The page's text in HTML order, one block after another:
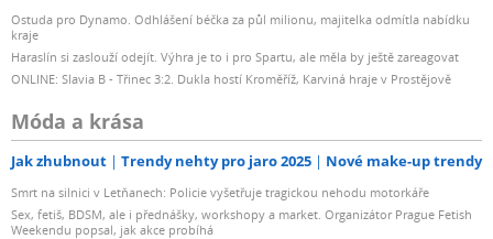
Ostuda pro Dynamo. Odhlášení béčka za půl milionu, majitelka odmítla nabídku
kraje
Haraslín si zaslouží odejít. Výhra je to i pro Spartu, ale měla by ještě zareagovat
ONLINE: Slavia B - Třinec 3:2. Dukla hostí Kroměříž, Karviná hraje v Prostějově
Móda a krása
Jak zhubnout Trendy nehty pro jaro 2025 Nové make-up trendy
Smrt na silnici v Letňanech: Policie vyšetřuje tragickou nehodu motorkáře
Sex, fetiš, BDSM, ale i přednášky, workshopy a market. Organizátor Prague Fetish
Weekendu popsal, jak akce probíhá